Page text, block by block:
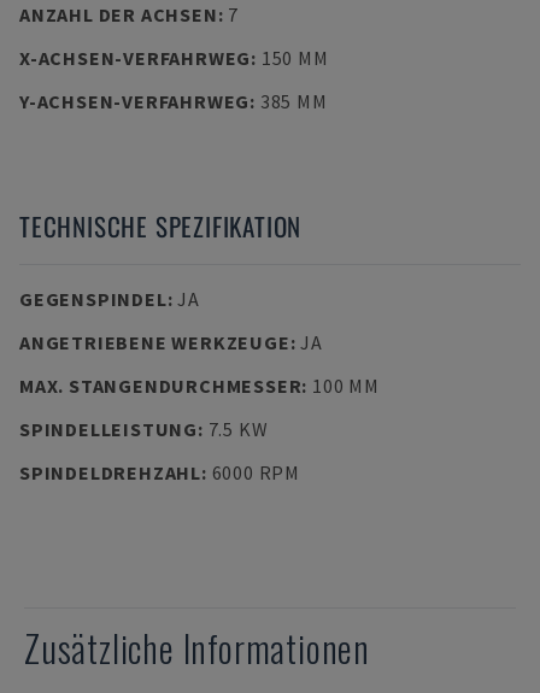
ANZAHL DER ACHSEN: 7
X-ACHSEN-VERFAHRWEG: 150 MM
Y-ACHSEN-VERFAHRWEG: 385 MM
TECHNISCHE SPEZIFIKATION
GEGENSPINDEL:JA
ANGETRIEBENE WERKZEUGE:JA
MAX. STANGENDURCHMESSER: 100 MM
SPINDELLEISTUNG: 7.5 KW
SPINDELDREHZAHL: 6000 RPM
Zusätzliche Informationen